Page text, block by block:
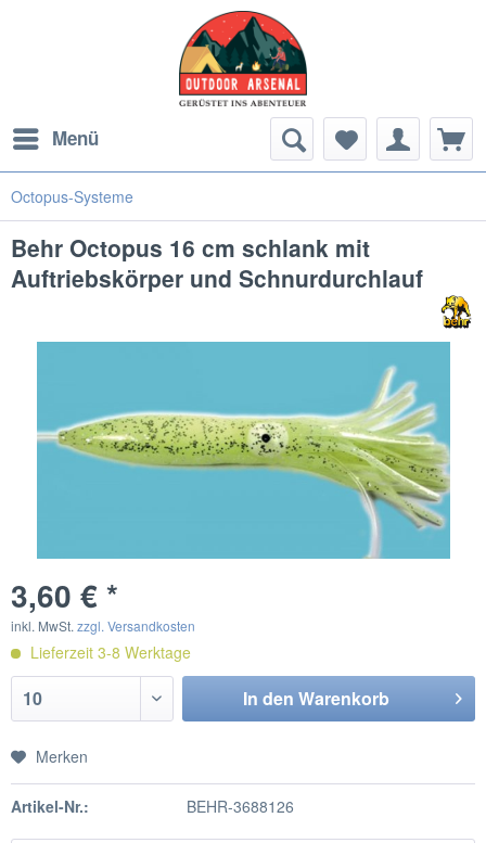
Menü
Octopus-Systeme
Behr Octopus 16 cm schlank mit
Auftriebskörper und Schnurdurchlauf
3,60 € *
inkl. MwSt. zzgl. Versandkosten
Lieferzeit 3-8 Werktage
In den Warenkorb
Merken
Artikel-Nr.: BEHR-3688126